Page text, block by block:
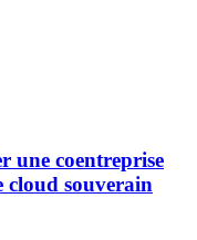
une coentreprise
cloud souverain